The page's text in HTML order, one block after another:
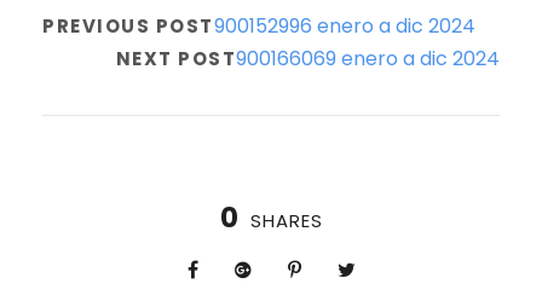
PREVIOUS POST900152996 enero a dic 2024
NEXT POST900166069 enero a dic 2024
0 SHARES